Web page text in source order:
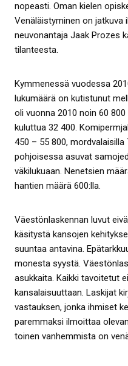
nopeasti. Oman kielen
Venäläistyminen on jatkuva
neuvonantaja Jaak Prozes
tilanteesta.
Kymmenessä vuodessa
lukumäärä on kutistunut
oli vuonna 2010 noin 60
kuluttua 32 400.
450 – 55 800,
pohjoisessa asuvat
väkilukuaan. Nenetsien
hantien määrä 600:lla.
Väestönlaskennan luvut
käsitystä kansojen
suuntaa antavina.
monesta syystä.
asukkaita. Kaikki tavoitetut
kansalaisuuttaan. Laskijat
vastauksen, jonka ihmiset
paremmaksi ilmoittaa
toinen vanhemmista on